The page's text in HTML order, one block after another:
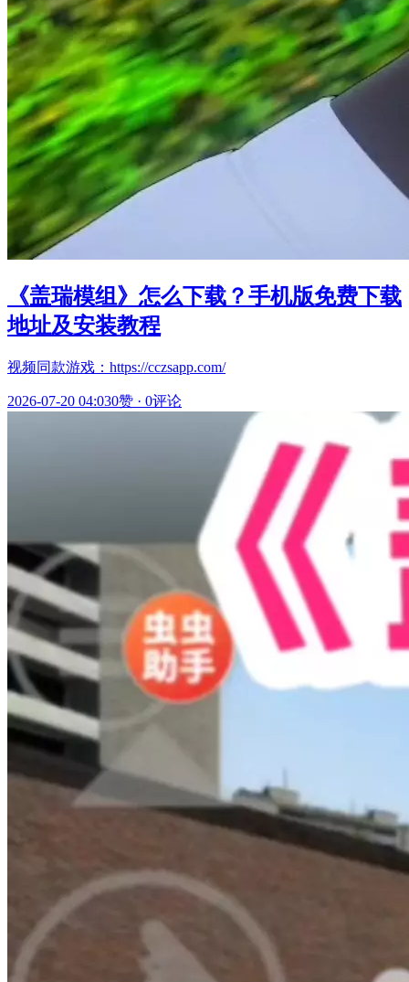
《盖瑞模组》怎么下载？手机版免费下载
地址及安装教程
视频同款游戏：https://cczsapp.com/
2026-07-20 04:030赞 · 0评论